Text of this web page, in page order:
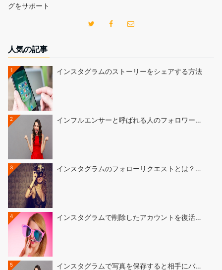
グをサポート
人気の記事
1 インスタグラムのストーリーをシェアする方法
2 インフルエンサーと呼ばれる人のフォロワー…
3 インスタグラムのフォローリクエストとは？…
4 インスタグラムで削除したアカウントを復活…
5 インスタグラムで写真を保存すると相手にバ…